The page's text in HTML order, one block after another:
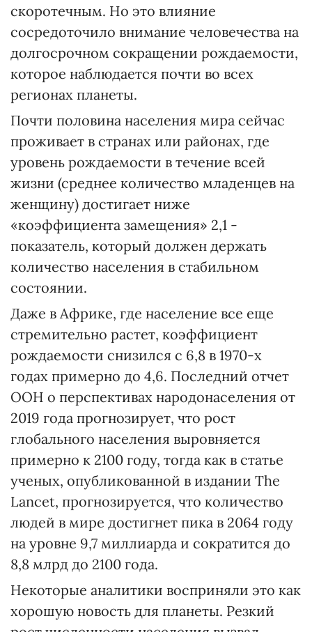
скоротечным. Но это влияние
сосредоточило внимание человечества на
долгосрочном сокращении рождаемости,
которое наблюдается почти во всех
регионах планеты.
Почти половина населения мира сейчас
проживает в странах или районах, где
уровень рождаемости в течение всей
жизни (среднее количество младенцев на
женщину) достигает ниже
«коэффициента замещения» 2,1 -
показатель, который должен держать
количество населения в стабильном
состоянии.
Даже в Африке, где население все еще
стремительно растет, коэффициент
рождаемости снизился с 6,8 в 1970-х
годах примерно до 4,6. Последний отчет
ООН о перспективах народонаселения от
2019 года прогнозирует, что рост
глобального населения выровняется
примерно к 2100 году, тогда как в статье
ученых, опубликованной в издании The
Lancet, прогнозируется, что количество
людей в мире достигнет пика в 2064 году
на уровне 9,7 миллиарда и сократится до
8,8 млрд до 2100 года.
Некоторые аналитики восприняли это как
хорошую новость для планеты. Резкий